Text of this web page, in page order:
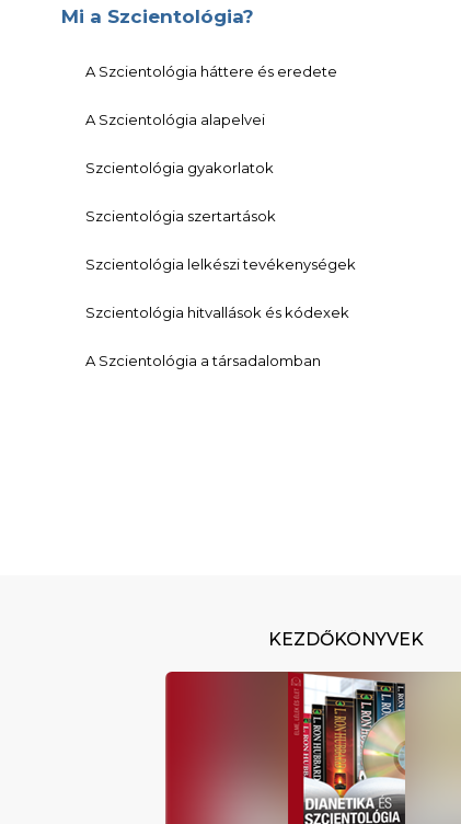
Mi a Szcientológia?
A Szcientológia háttere és eredete
A Szcientológia alapelvei
Szcientológia gyakorlatok
Szcientológia szertartások
Szcientológia lelkészi tevékenységek
Szcientológia hitvallások és kódexek
A Szcientológia a társadalomban
KEZDŐKÖNYVEK